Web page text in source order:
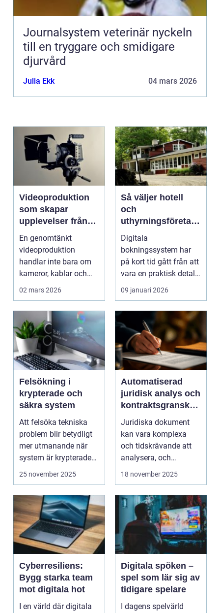
Journalsystem veterinär nyckeln
till en tryggare och smidigare
djurvård
Julia Ekk 04 mars 2026
Videoproduktion
som skapar
upplevelser från
idé till färdig
sändning
En genomtänkt
videoproduktion
handlar inte bara om
kameror, kablar och
skärmar. Den handlar
02 mars 2026
Så väljer hotell
och
uthyrningsföretag
rätt
bokningssystem
Digitala
bokningssystem har
på kort tid gått från att
vara en praktisk detalj
till...
09 januari 2026
Felsökning i
krypterade och
säkra system
Att felsöka tekniska
problem blir betydligt
mer utmanande när
system är krypterade
oc...
25 november 2025
Automatiserad
juridisk analys och
kontraktsgranskni
ng
Juridiska dokument
kan vara komplexa
och tidskrävande att
analysera, och
felaktigheter eller mi...
18 november 2025
Cyberresiliens:
Bygg starka team
mot digitala hot
I en värld där digitala
Digitala spöken –
spel som lär sig av
tidigare spelare
I dagens spelvärld